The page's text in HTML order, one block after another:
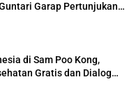
Garap Pertunjukan
di Sam Poo Kong,
Gratis dan Dialog